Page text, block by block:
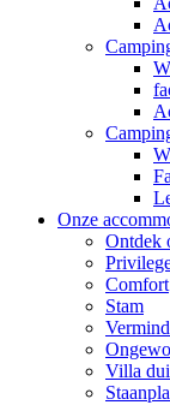
Onze
Ontdek
Comfort
Stam
Villa